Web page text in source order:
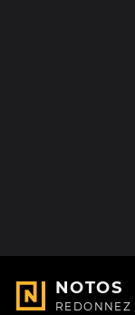
NOTOS
REDONNEZ